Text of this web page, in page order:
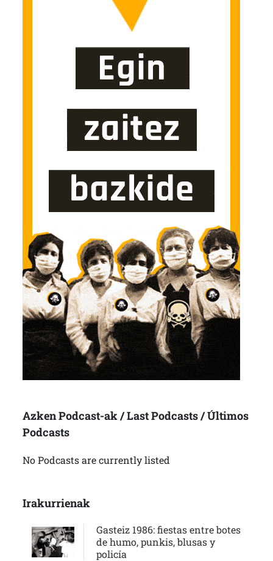
Azken Podcast-ak / Last Podcasts / Últimos
Podcasts
No Podcasts are currently listed
Irakurrienak
Gasteiz 1986: fiestas entre botes
de humo, punkis, blusas y
policía